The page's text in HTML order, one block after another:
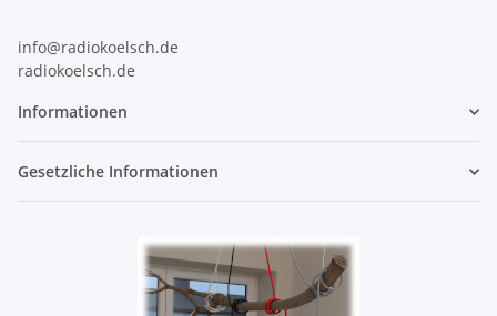
info@radiokoelsch.de
radiokoelsch.de
Informationen
Gesetzliche Informationen